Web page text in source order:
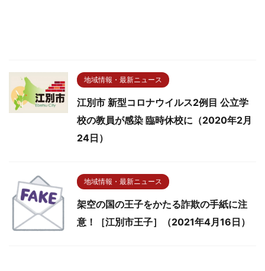
地域情報・最新ニュース
江別市 新型コロナウイルス2例目 公立学
校の教員が感染 臨時休校に（2020年2月
24日）
地域情報・最新ニュース
架空の国の王子をかたる詐欺の手紙に注
意！［江別市王子］（2021年4月16日）